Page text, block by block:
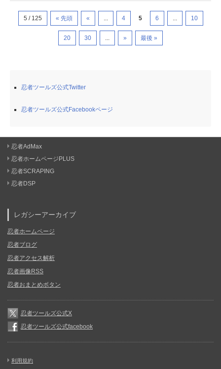
5 / 125 « 先頭 « ... 4 5 6 ... 10
20 30 ... » 最後 »
忍者ツールズ公式Twitter
忍者ツールズ公式Facebookページ
忍者AdMax
忍者ホームページPLUS
忍者SCRAPING
忍者DSP
レガシーアーカイブ
忍者ホームページ
忍者ブログ
忍者アクセス解析
忍者画像RSS
忍者おまとめボタン
忍者ツールズ公式X
忍者ツールズ公式facebook
利用規約